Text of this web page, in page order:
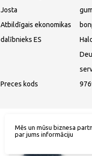
Josta
Atbildīgais ekonomikas
dalībnieks ES
Preces kods
Mēs un mūsu biznesa
par jums informāciju